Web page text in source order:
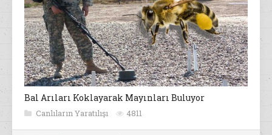
Bal Arıları Koklayarak Mayınları Buluyor
Canlıların Yaratılışı 4811